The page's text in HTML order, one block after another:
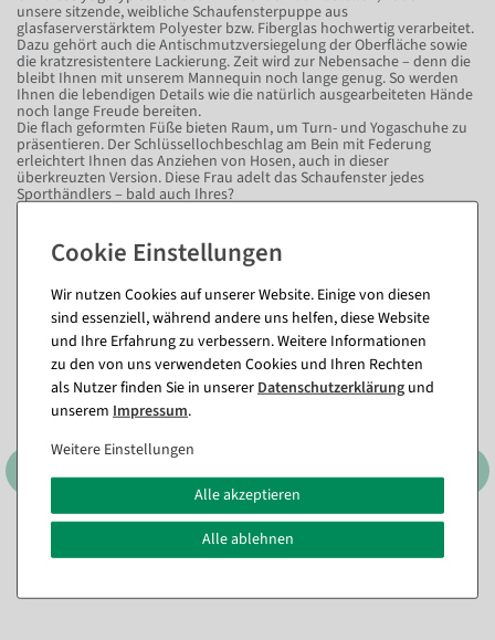
unsere sitzende, weibliche Schaufensterpuppe aus
glasfaserverstärktem Polyester bzw. Fiberglas hochwertig verarbeitet.
Dazu gehört auch die Antischmutzversiegelung der Oberfläche sowie
die kratzresistentere Lackierung. Zeit wird zur Nebensache – denn die
bleibt Ihnen mit unserem Mannequin noch lange genug. So werden
Ihnen die lebendigen Details wie die natürlich ausgearbeiteten Hände
noch lange Freude bereiten.
Die flach geformten Füße bieten Raum, um Turn- und Yogaschuhe zu
präsentieren. Der Schlüssellochbeschlag am Bein mit Federung
erleichtert Ihnen das Anziehen von Hosen, auch in dieser
überkreuzten Version. Diese Frau adelt das Schaufenster jedes
Sporthändlers – bald auch Ihres?
Fragen zum Artikel
Dieser Artikel in anderen Ausführungen
Wir nutzen Cookies auf unserer Website. Einige von diesen
sind essenziell, während andere uns helfen, diese Website
und Ihre Erfahrung zu verbessern. Weitere Informationen
zu den von uns verwendeten Cookies und Ihren Rechten
als Nutzer finden Sie in unsererDaten­schutz­erklärung und
unserem Impressum.
Weitere Einstellungen
Alle akzeptieren
Alle ablehnen